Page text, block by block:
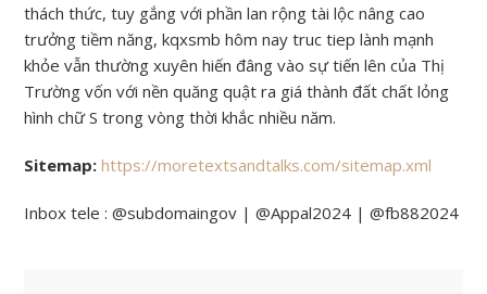
thách thức, tuy gắng với phần lan rộng tài lộc nâng cao
trưởng tiềm năng, kqxsmb hôm nay truc tiep lành mạnh
khỏe vẫn thường xuyên hiến đâng vào sự tiến lên của Thị
Trường vốn với nền quăng quật ra giá thành đất chất lỏng
hình chữ S trong vòng thời khắc nhiều năm.
Sitemap: https://moretextsandtalks.com/sitemap.xml
Inbox tele : @subdomaingov | @Appal2024 | @fb882024